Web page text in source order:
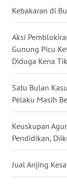
Kebakaran di
Aksi
Gunung Picu
Diduga Kena
Satu Bulan
Pelaku Masih
Keuskupan
Pendidikan,
Jual Anjing
KOPEKLIN
PORTAL
KONSUMEN
FORJASIDA
NEWS